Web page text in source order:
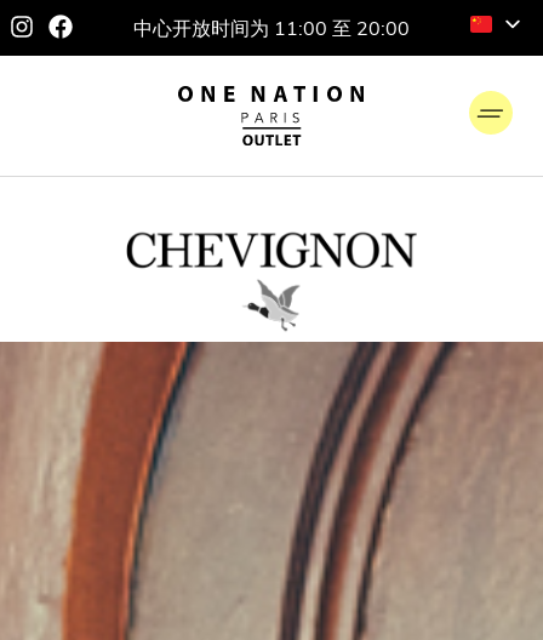
中心开放时间为 11:00 至 20:00